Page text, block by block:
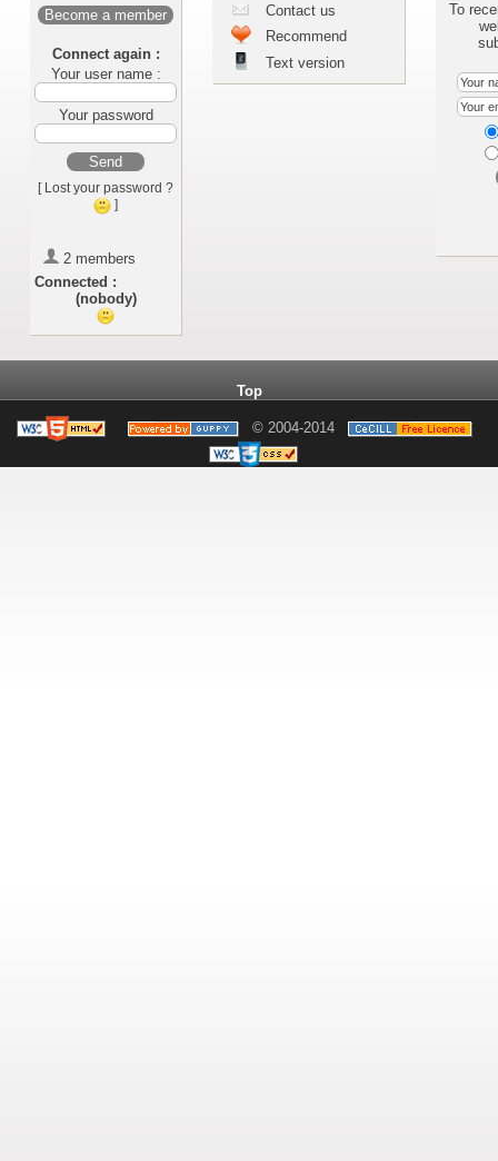
Become a member
Connect again :
Your user name :
Your password
Send
[ Lost your password ?
]
2 members
Connected :
(nobody)
Contact us
Recommend
Text version
To
Top
© 2004-2014